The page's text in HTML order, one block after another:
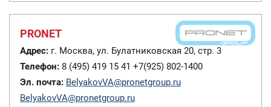
PRONET
Адрес: г. Москва, ул. Булатниковская 20, стр. 3
Телефон: 8 (495) 419 15 41 +7(925) 802-1400
Эл. почта: BelyakovVA@pronetgroup.ru
BelyakovVA@pronetgroup.ru